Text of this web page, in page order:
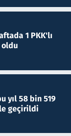
1 PKK'lı
yıl 58 bin 519
geçirildi